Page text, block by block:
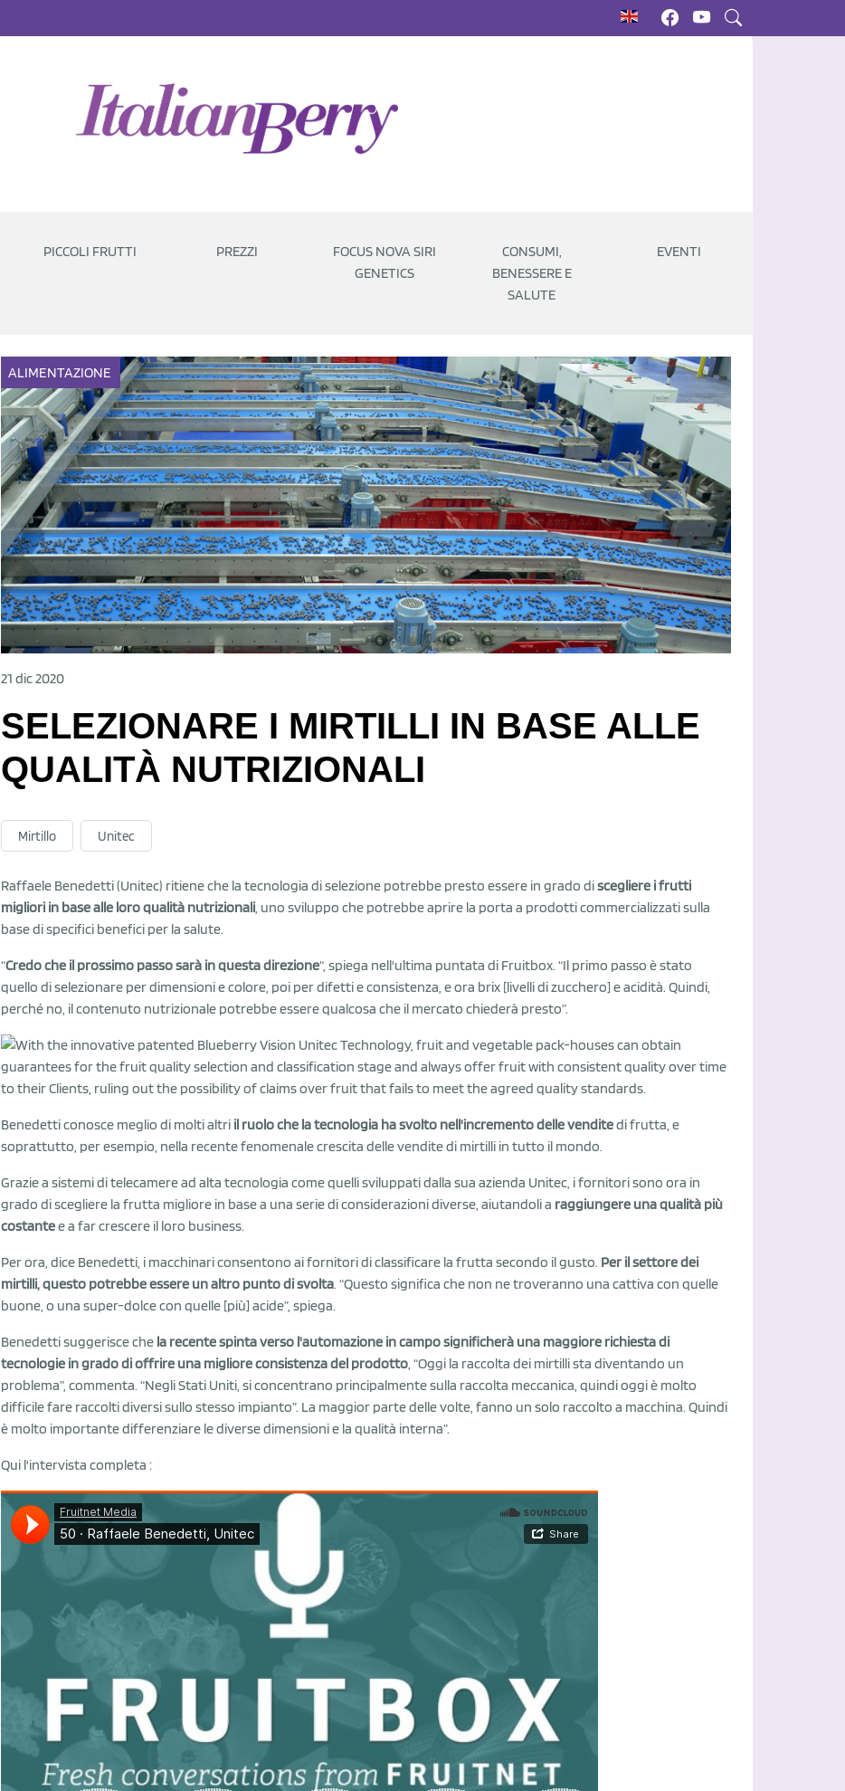
PICCOLI FRUTTI PREZZI
FOCUS NOVA SIRI
GENETICS
CONSUMI,
BENESSERE E
SALUTE
EVENTI
ALIMENTAZIONE
21 dic 2020
SELEZIONARE I MIRTILLI IN BASE ALLE
QUALITÀ NUTRIZIONALI
Mirtillo Unitec
Raffaele Benedetti (Unitec) ritiene che la tecnologia di selezione potrebbe presto essere in grado discegliere i frutti
migliori in base alle loro qualità nutrizionali, uno sviluppo che potrebbe aprire la porta a prodotti commercializzati sulla
base di specifici benefici per la salute.
“Credo che il prossimo passo sarà in questa direzione“, spiega nell'ultima puntata di Fruitbox. “Il primo passo è stato
quello di selezionare per dimensioni e colore, poi per difetti e consistenza, e ora brix [livelli di zucchero] e acidità. Quindi,
perché no, il contenuto nutrizionale potrebbe essere qualcosa che il mercato chiederà presto”.
Benedetti conosce meglio di molti altri il ruolo che la tecnologia ha svolto nell'incremento delle venditedi frutta, e
soprattutto, per esempio, nella recente fenomenale crescita delle vendite di mirtilli in tutto il mondo.
Grazie a sistemi di telecamere ad alta tecnologia come quelli sviluppati dalla sua azienda Unitec, i fornitori sono ora in
grado di scegliere la frutta migliore in base a una serie di considerazioni diverse, aiutandoli a raggiungere una qualità più
costantee a far crescere il loro business.
Per ora, dice Benedetti, i macchinari consentono ai fornitori di classificare la frutta secondo il gusto. Per il settore dei
mirtilli, questo potrebbe essere un altro punto di svolta. “Questo significa che non ne troveranno una cattiva con quelle
buone, o una super-dolce con quelle [più] acide”, spiega.
Benedetti suggerisce che la recente spinta verso l'automazione in campo significherà una maggiore richiesta di
tecnologie in grado di offrire una migliore consistenza del prodotto, “Oggi la raccolta dei mirtilli sta diventando un
problema”, commenta. “Negli Stati Uniti, si concentrano principalmente sulla raccolta meccanica, quindi oggi è molto
difficile fare raccolti diversi sullo stesso impianto”. La maggior parte delle volte, fanno un solo raccolto a macchina. Quindi
è molto importante differenziare le diverse dimensioni e la qualità interna”.
Qui l'intervista completa :